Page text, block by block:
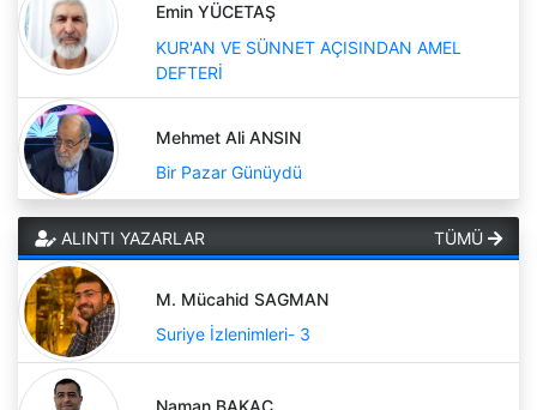
Emin YÜCETAŞ
KUR'AN VE SÜNNET AÇISINDAN AMEL
DEFTERİ
Mehmet Ali ANSIN
Bir Pazar Günüydü
ALINTI YAZARLAR TÜMÜ
M. Mücahid SAGMAN
Suriye İzlenimleri- 3